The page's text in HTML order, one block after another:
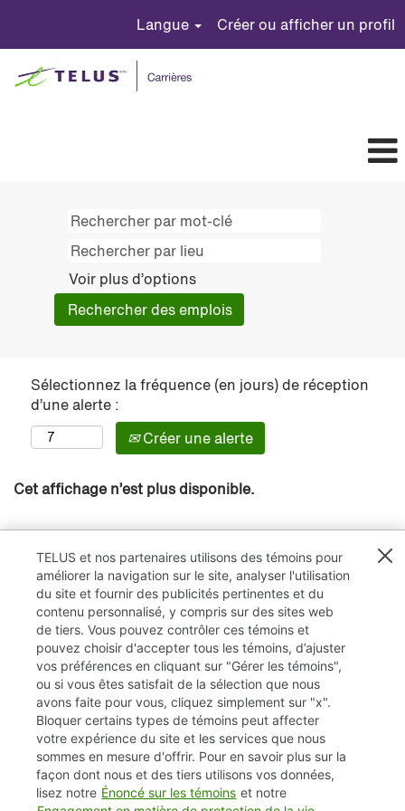
Langue Créer ou afficher un profil
Voir plus d’options
Sélectionnez la fréquence (en jours) de réception
d’une alerte :
Créer une alerte
Cet affichage n’est plus disponible.
TELUS.com
Vie privée / Cookies (témoins)
Accessibilité
TELUS et nos partenaires utilisons des témoins pour
améliorer la navigation sur le site, analyser l'utilisation
du site et fournir des publicités pertinentes et du
contenu personnalisé, y compris sur des sites web
de tiers. Vous pouvez contrôler ces témoins et
pouvez choisir d'accepter tous les témoins, d’ajuster
vos préférences en cliquant sur "Gérer les témoins",
ou si vous êtes satisfait de la sélection que nous
avons faite pour vous, cliquez simplement sur "x".
Bloquer certains types de témoins peut affecter
votre expérience du site et les services que nous
sommes en mesure d'offrir. Pour en savoir plus sur la
façon dont nous et des tiers utilisons vos données,
lisez notre Énoncé sur les témoins et notre